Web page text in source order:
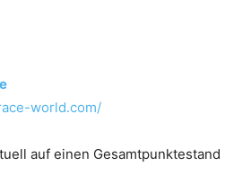
world.com/
auf einen Gesamtpunktestand